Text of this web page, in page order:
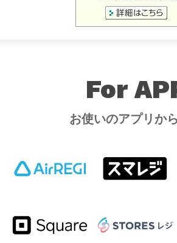
For
お使いのアプリか